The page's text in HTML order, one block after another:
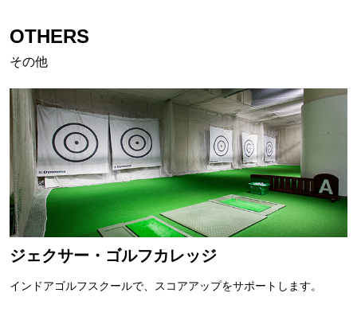
OTHERS
その他
ジェクサー・ゴルフカレッジ
インドアゴルフスクールで、スコアアップをサポートします。